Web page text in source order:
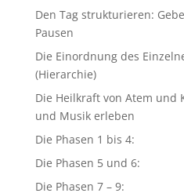
Den Tag strukturieren:
Pausen
Die Einordnung des
(Hierarchie)
Die Heilkraft von Atem und
und Musik erleben
Die Phasen 1 bis 4:
Die Phasen 5 und 6:
Die Phasen 7 – 9: